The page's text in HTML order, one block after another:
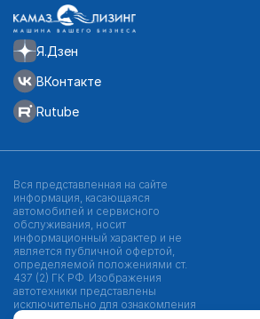
Я.Дзен
ВКонтакте
Rutube
Вся представленная на сайте
информация, касающаяся
автомобилей и сервисного
обслуживания, носит
информационный характер и не
является публичной офертой,
определяемой положениями ст.
437 (2) ГК РФ. Изображения
автотехники представлены
исключительно для ознакомления